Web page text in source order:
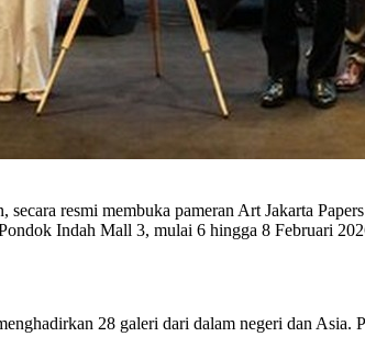
resmi membuka pameran Art Jakarta
Indah Mall 3, mulai 6 hingga 8 Februari
28 galeri dari dalam negeri dan